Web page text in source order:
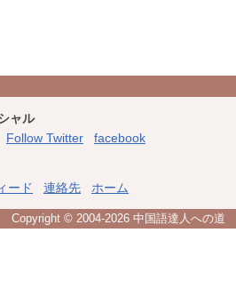
ャル
Follow Twitter facebook
ード 連絡先 ホーム
Copyright © 2004-2026 中国語達人への道